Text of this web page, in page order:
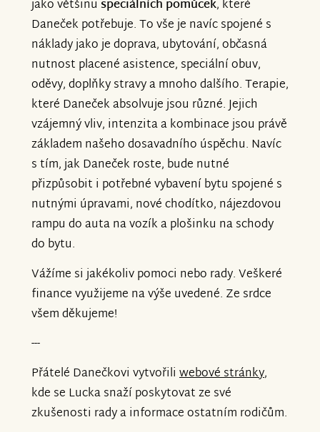
jako většinu speciálních pomůcek, které
Daneček potřebuje. To vše je navíc spojené s
náklady jako je doprava, ubytování, občasná
nutnost placené asistence, speciální obuv,
oděvy, doplňky stravy a mnoho dalšího. Terapie,
které Daneček absolvuje jsou různé. Jejich
vzájemný vliv, intenzita a kombinace jsou právě
základem našeho dosavadního úspěchu. Navíc
s tím, jak Daneček roste, bude nutné
přizpůsobit i potřebné vybavení bytu spojené s
nutnými úpravami, nové chodítko, nájezdovou
rampu do auta na vozík a plošinku na schody
do bytu.
Vážíme si jakékoliv pomoci nebo rady. Veškeré
finance využijeme na výše uvedené. Ze srdce
všem děkujeme!
---
Přátelé Danečkovi vytvořili webové stránky,
kde se Lucka snaží poskytovat ze své
zkušenosti rady a informace ostatním rodičům.